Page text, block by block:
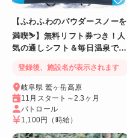
【ふわふわのパウダースノーを
満喫⛷️】無料リフト券つき！人
気の通しシフト＆毎日温泉でリ
登録後、施設名が表示されます
岐阜県 鷲ヶ岳高原
11月スタート～2.3ヶ月
パトロール
1,100円 （時給）